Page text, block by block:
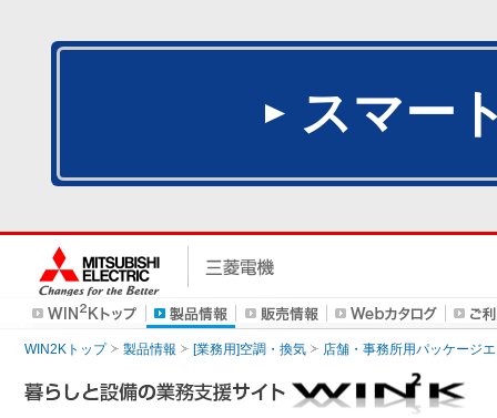
スマー
WIN2Kトップ 製品情報 [業務用]空調・換気 店舗・事務所用パッケージ